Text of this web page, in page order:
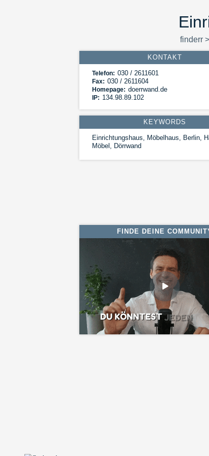
finderr>
KONTAKT
Telefon: 030 / 2611601
Fax: 030 / 2611604
Homepage: doerrwand.de
IP: 134.98.89.102
KEYWORDS
Einrichtungshaus, Möbelhaus, Berlin,
Möbel, Dörrwand
FINDE DEINE